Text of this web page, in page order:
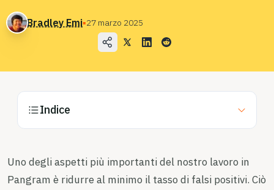
Bradley Emi▪27 marzo 2025
Indice
Uno degli aspetti più importanti del nostro lavoro in
Pangram è ridurre al minimo il tasso di falsi positivi. Ciò